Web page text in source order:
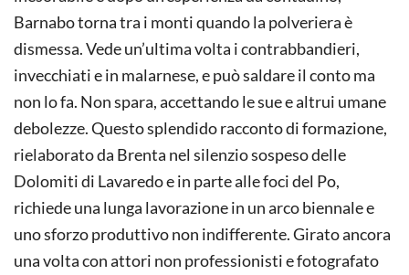
Barnabo torna tra i monti quando la polveriera è
dismessa. Vede un’ultima volta i contrabbandieri,
invecchiati e in malarnese, e può saldare il conto ma
non lo fa. Non spara, accettando le sue e altrui umane
debolezze. Questo splendido racconto di formazione,
rielaborato da Brenta nel silenzio sospeso delle
Dolomiti di Lavaredo e in parte alle foci del Po,
richiede una lunga lavorazione in un arco biennale e
uno sforzo produttivo non indifferente. Girato ancora
una volta con attori non professionisti e fotografato